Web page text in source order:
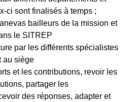
ci sont finalisés à temps ;
bailleurs de la mission et
le SITREP
par les différents spécialistes
au siège
et les contributions, revoir les
partager les
des réponses, adapter et